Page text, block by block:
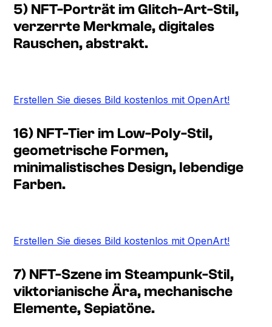
5) NFT-Porträt im Glitch-Art-Stil,
verzerrte Merkmale, digitales
Rauschen, abstrakt.
Erstellen Sie dieses Bild kostenlos mit OpenArt!
16) NFT-Tier im Low-Poly-Stil,
geometrische Formen,
minimalistisches Design, lebendige
Farben.
Erstellen Sie dieses Bild kostenlos mit OpenArt!
7) NFT-Szene im Steampunk-Stil,
viktorianische Ära, mechanische
Elemente, Sepiatöne.